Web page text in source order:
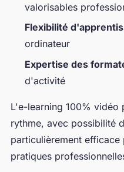
valorisables
Flexibilité
ordinateur
Expertise des
d'activité
L'e-learning 100% vidéo
rythme, avec possibilité
particulièrement
pratiques